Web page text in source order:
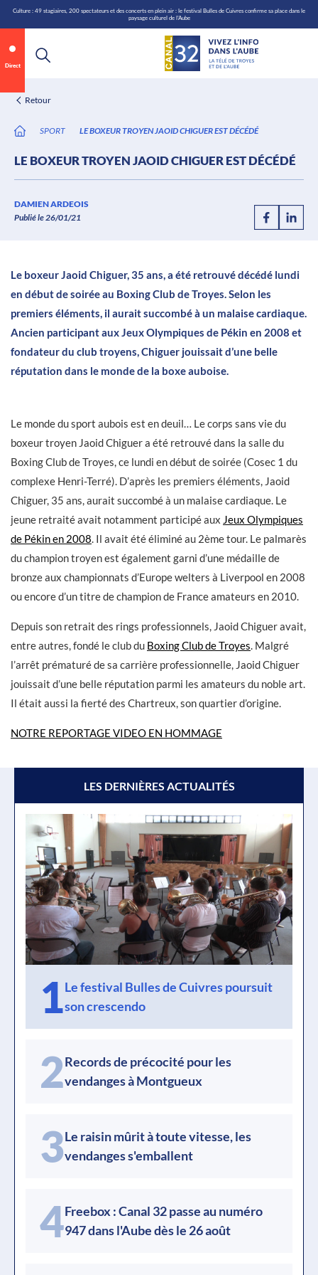
Aller
au
contenu
Culture : 49 stagiaires, 200 spectateurs et des concerts en plein air : le festival Bulles de Cuivres confirme sa place dans le
paysage culturel de l'Aube
Direct
Retour
SPORT LE BOXEUR TROYEN JAOID CHIGUER EST DÉCÉDÉ
LE BOXEUR TROYEN JAOID CHIGUER EST DÉCÉDÉ
DAMIEN ARDEOIS
Publié le 26/01/21
0:06 / 0:12
Le boxeur Jaoid Chiguer, 35 ans, a été retrouvé décédé lundi
en début de soirée au Boxing Club de Troyes. Selon les
premiers éléments, il aurait succombé à un malaise cardiaque.
Ancien participant aux Jeux Olympiques de Pékin en 2008 et
fondateur du club troyens, Chiguer jouissait d’une belle
réputation dans le monde de la boxe auboise.
Le monde du sport aubois est en deuil… Le corps sans vie du
boxeur troyen Jaoid Chiguer a été retrouvé dans la salle du
Boxing Club de Troyes, ce lundi en début de soirée (Cosec 1 du
complexe Henri-Terré). D’après les premiers éléments, Jaoid
Chiguer, 35 ans, aurait succombé à un malaise cardiaque. Le
jeune retraité avait notamment participé aux Jeux Olympiques
de Pékin en 2008. Il avait été éliminé au 2ème tour. Le palmarès
du champion troyen est également garni d’une médaille de
bronze aux championnats d’Europe welters à Liverpool en 2008
ou encore d’un titre de champion de France amateurs en 2010.
Depuis son retrait des rings professionnels, Jaoid Chiguer avait,
entre autres, fondé le club du Boxing Club de Troyes. Malgré
l’arrêt prématuré de sa carrière professionnelle, Jaoid Chiguer
jouissait d’une belle réputation parmi les amateurs du noble art.
Il était aussi la fierté des Chartreux, son quartier d’origine.
NOTRE REPORTAGE VIDEO EN HOMMAGE
LES DERNIÈRES ACTUALITÉS
1Le festival Bulles de Cuivres poursuit
son crescendo
2Records de précocité pour les
vendanges à Montgueux
3Le raisin mûrit à toute vitesse, les
vendanges s'emballent
4Freebox : Canal 32 passe au numéro
947 dans l'Aube dès le 26 août